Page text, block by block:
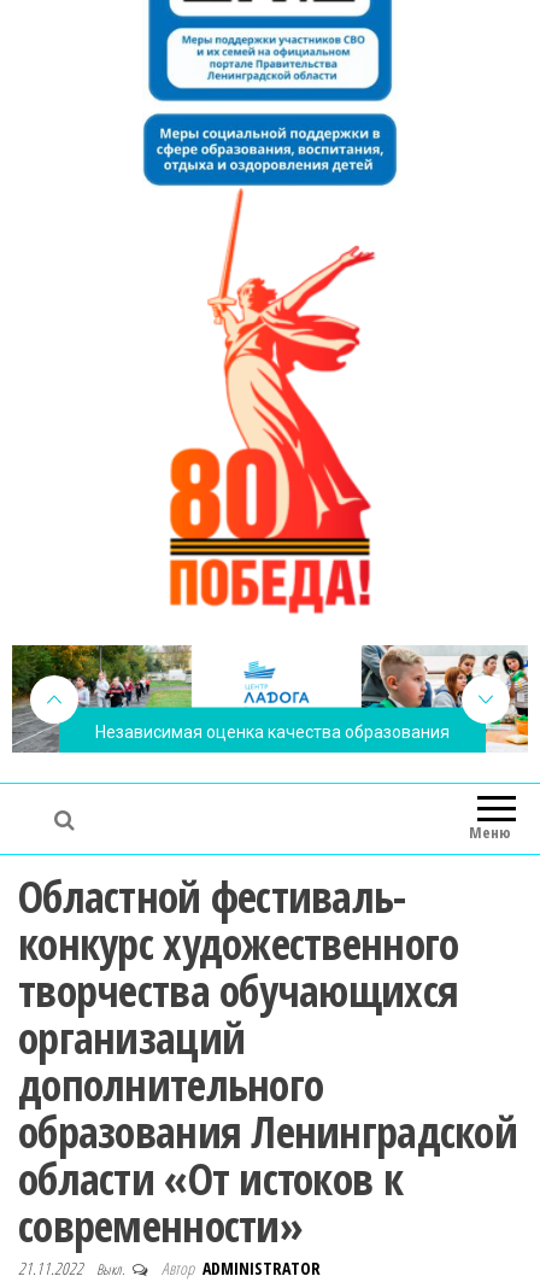
Независимая оценка качества образования
Меню
Областной фестиваль-
конкурс художественного
творчества обучающихся
организаций
дополнительного
образования Ленинградской
области «От истоков к
современности»
21.11.2022 Выкл. Автор ADMINISTRATOR